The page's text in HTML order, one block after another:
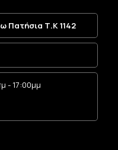
Πατήσια Τ.Κ 1142
- 17:00μμ